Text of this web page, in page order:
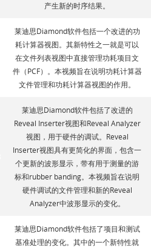
产生新的时序结果。
莱迪思Diamond软件包括一个改进的功
耗计算器视图。其新特性之一就是可以
在文件列表视图中直接管理功耗项目文
件（PCF）。本视频旨在说明功耗计算器
文件管理和功耗计算器视图的作用。
莱迪思Diamond软件包括了改进的
Reveal Inserter视图和Reveal Analyzer
视图，用于硬件的调试。Reveal
Inserter视图具有更简化的界面，包含一
个更新的波形显示，带有用于测量的游
标和rubber banding。本视频旨在说明
硬件调试的文件管理和新的Reveal
Analyzer中波形显示的变化。
莱迪思Diamond软件包括了项目和测试
基准处理的变化。其中的一个新特性就